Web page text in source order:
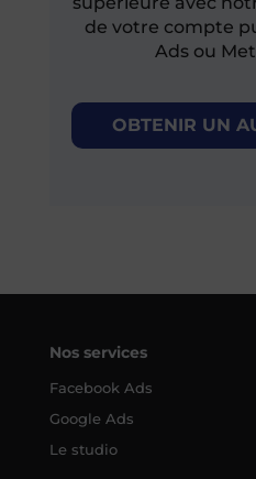
de votre compte
Ads ou
OBTENIR UN
Nos services
Facebook Ads
Google Ads
Le studio